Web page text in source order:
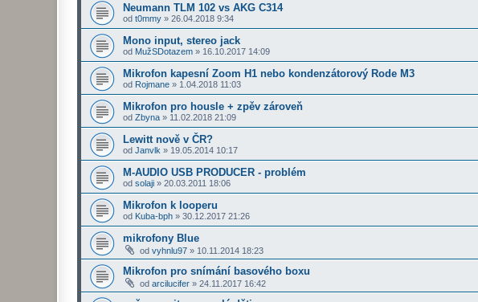
Neumann TLM 102 vs AKG C314
od t0mmy » 26.04.2018 9:34
Mono input, stereo jack
od MužSDotazem » 16.10.2017 14:09
Mikrofon kapesní Zoom H1 nebo kondenzátorový Rode M3
od Rojmane » 1.04.2018 11:03
Mikrofon pro housle + zpěv zároveň
od Zbyna » 11.02.2018 21:09
Lewitt nově v ČR?
od Janvlk » 19.05.2014 10:17
M-AUDIO USB PRODUCER - problém
od solaji » 20.03.2011 18:06
Mikrofon k looperu
od Kuba-bph » 30.12.2017 21:26
mikrofony Blue
od vyhnlu97 » 10.11.2014 18:23
Mikrofon pro snímání basového boxu
od arcilucifer » 24.11.2017 16:42